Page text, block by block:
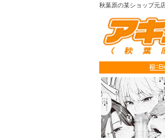
秋葉原の某ショップ元